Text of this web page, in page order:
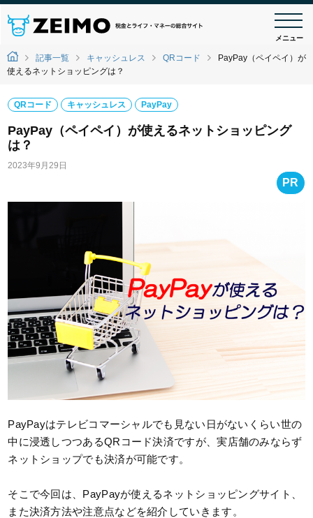
メニュー
記事一覧 キャッシュレス QRコード
PayPay（ペイペイ）が
使えるネットショッピングは？
QRコード キャッシュレス PayPay
PayPay（ペイペイ）が使えるネットショッピング
は？
2023年9月29日
PR
PayPayはテレビコマーシャルでも見ない日がないくらい世の
中に浸透しつつあるQRコード決済ですが、実店舗のみならず
ネットショップでも決済が可能です。
そこで今回は、PayPayが使えるネットショッピングサイト、
また決済方法や注意点などを紹介していきます。